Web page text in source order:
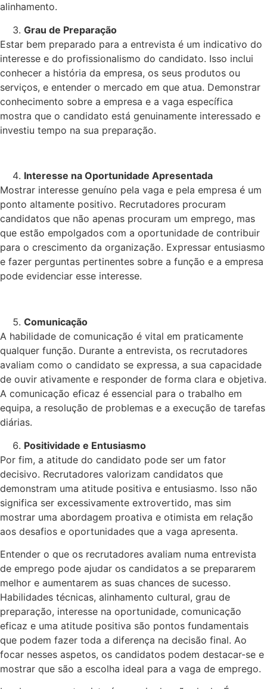
alinhamento.
Grau de Preparação
Estar bem preparado para a entrevista é um indicativo do
interesse e do profissionalismo do candidato. Isso inclui
conhecer a história da empresa, os seus produtos ou
serviços, e entender o mercado em que atua. Demonstrar
conhecimento sobre a empresa e a vaga específica
mostra que o candidato está genuinamente interessado e
investiu tempo na sua preparação.
Interesse na Oportunidade Apresentada
Mostrar interesse genuíno pela vaga e pela empresa é um
ponto altamente positivo. Recrutadores procuram
candidatos que não apenas procuram um emprego, mas
que estão empolgados com a oportunidade de contribuir
para o crescimento da organização. Expressar entusiasmo
e fazer perguntas pertinentes sobre a função e a empresa
pode evidenciar esse interesse.
Comunicação
A habilidade de comunicação é vital em praticamente
qualquer função. Durante a entrevista, os recrutadores
avaliam como o candidato se expressa, a sua capacidade
de ouvir ativamente e responder de forma clara e objetiva.
A comunicação eficaz é essencial para o trabalho em
equipa, a resolução de problemas e a execução de tarefas
diárias.
Positividade e Entusiasmo
Por fim, a atitude do candidato pode ser um fator
decisivo. Recrutadores valorizam candidatos que
demonstram uma atitude positiva e entusiasmo. Isso não
significa ser excessivamente extrovertido, mas sim
mostrar uma abordagem proativa e otimista em relação
aos desafios e oportunidades que a vaga apresenta.
Entender o que os recrutadores avaliam numa entrevista
de emprego pode ajudar os candidatos a se prepararem
melhor e aumentarem as suas chances de sucesso.
Habilidades técnicas, alinhamento cultural, grau de
preparação, interesse na oportunidade, comunicação
eficaz e uma atitude positiva são pontos fundamentais
que podem fazer toda a diferença na decisão final. Ao
focar nesses aspetos, os candidatos podem destacar-se e
mostrar que são a escolha ideal para a vaga de emprego.